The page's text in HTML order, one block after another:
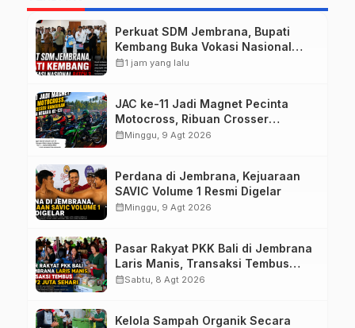
Perkuat SDM Jembrana, Bupati
Kembang Buka Vokasi Nasional
Batch 3
calendar_month1 jam yang lalu
JAC ke-11 Jadi Magnet Pecinta
Motocross, Ribuan Crosser
Ramaikan HUT Kota Negara ke-131
calendar_monthMinggu, 9 Agt 2026
Perdana di Jembrana, Kejuaraan
SAVIC Volume 1 Resmi Digelar
calendar_monthMinggu, 9 Agt 2026
Pasar Rakyat PKK Bali di Jembrana
Laris Manis, Transaksi Tembus
Rp.672 Juta Sehari
calendar_monthSabtu, 8 Agt 2026
Kelola Sampah Organik Secara